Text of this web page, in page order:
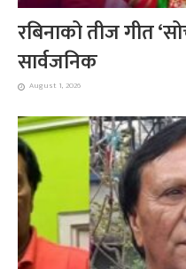
रबिनाको तीज गीत
सार्वजनिक
August 1, 2026